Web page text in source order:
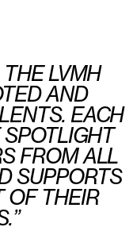
LVMH
AND
EACH
SPOTLIGHT
FROM ALL
SUPPORTS
OF THEIR